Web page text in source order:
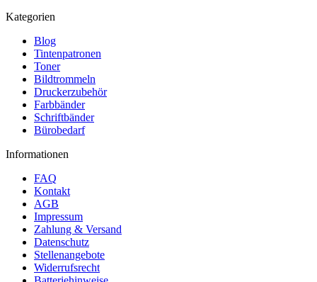
Kategorien
Blog
Tintenpatronen
Toner
Bildtrommeln
Druckerzubehör
Farbbänder
Schriftbänder
Bürobedarf
Informationen
FAQ
Kontakt
AGB
Impressum
Zahlung & Versand
Datenschutz
Stellenangebote
Widerrufsrecht